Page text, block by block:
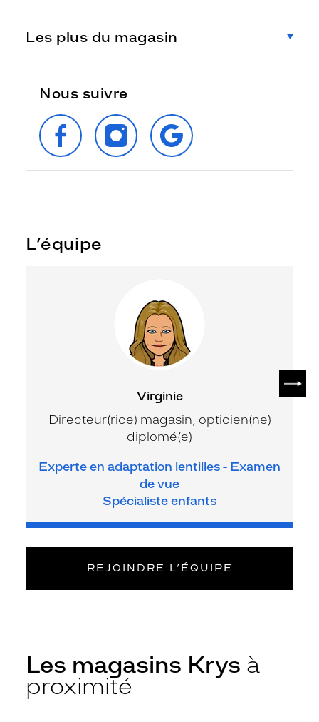
Les plus du magasin
Nous suivre
SUIVEZ‑NOUS
SUR
FACEBOOK
SUIVEZ‑NOUS
SUR
INSTAGRAM
RETROUVEZ‑NOUS
SUR
GOOGLE
L’équipe
Virginie
Directeur(rice) magasin, opticien(ne)
diplomé(e)
Experte en adaptation lentilles - Examen
de vue
Spécialiste enfants
REJOINDRE L’ÉQUIPE
Les magasins Krys à
proximité